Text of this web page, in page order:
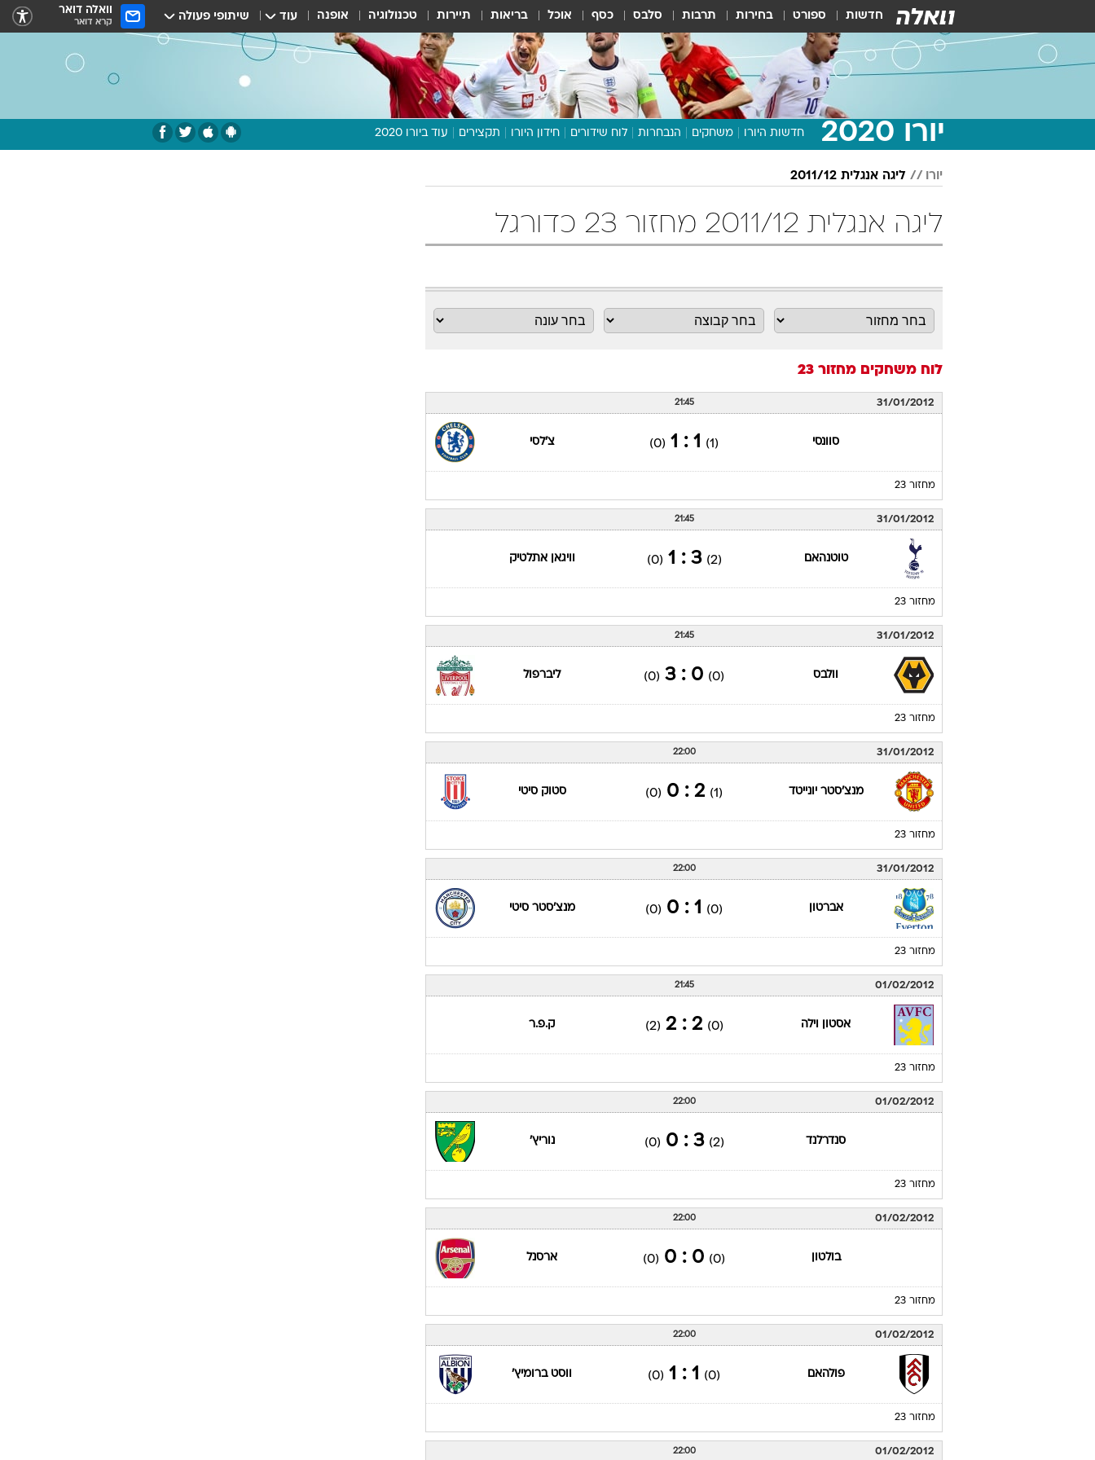
חדשות ספורט בחירות תרבות סלבס כסף אוכל בריאות תיירות טכנולוגיה אופנה עוד שיתופי פעולה וואלה דואר
קרא דואר
יורו 2020 חדשות היורו משחקים הנבחרות לוח שידורים חידון היורו תקצירים עוד ביורו 2020
תכנית היורו
יורו ליגה אנגלית 2011/12
ליגה אנגלית 2011/12 מחזור 23 כדורגל
לוח משחקים מחזור 23
31/01/2012
21:45
סוונסי (1)
1 : 1
(0) צ'לסי
מחזור 23
31/01/2012
21:45
טוטנהאם (2)
3 : 1
(0) וויגאן אתלטיק
מחזור 23
31/01/2012
21:45
וולבס (0)
0 : 3
(0) ליברפול
מחזור 23
31/01/2012
22:00
מנצ'סטר יונייטד (1)
2 : 0
(0) סטוק סיטי
מחזור 23
31/01/2012
22:00
אברטון (0)
1 : 0
(0) מנצ'סטר סיטי
מחזור 23
01/02/2012
21:45
אסטון וילה (0)
2 : 2
(2) ק.פ.ר
מחזור 23
01/02/2012
22:00
סנדרלנד (2)
3 : 0
(0) נוריץ'
מחזור 23
01/02/2012
22:00
בולטון (0)
0 : 0
(0) ארסנל
מחזור 23
01/02/2012
22:00
פולהאם (0)
1 : 1
(0) ווסט ברומיץ'
מחזור 23
01/02/2012
22:00